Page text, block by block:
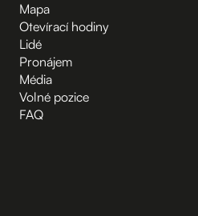
Mapa
Otevírací hodiny
Lidé
Pronájem
Média
Volné pozice
FAQ